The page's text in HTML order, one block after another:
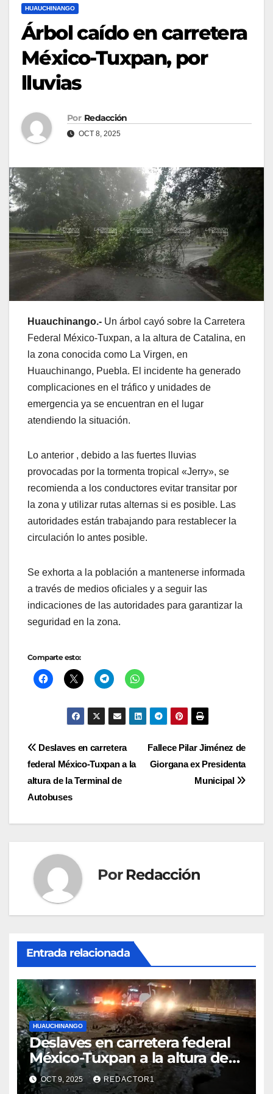
HUAUCHINANGO
Árbol caído en carretera
México-Tuxpan, por
lluvias
Por Redacción
OCT 8, 2025
Huauchinango.- Un árbol cayó sobre la Carretera
Federal México-Tuxpan, a la altura de Catalina, en
la zona conocida como La Virgen, en
Huauchinango, Puebla. El incidente ha generado
complicaciones en el tráfico y unidades de
emergencia ya se encuentran en el lugar
atendiendo la situación.
Lo anterior , debido a las fuertes lluvias
provocadas por la tormenta tropical «Jerry», se
recomienda a los conductores evitar transitar por
la zona y utilizar rutas alternas si es posible. Las
autoridades están trabajando para restablecer la
circulación lo antes posible.
Se exhorta a la población a mantenerse informada
a través de medios oficiales y a seguir las
indicaciones de las autoridades para garantizar la
seguridad en la zona.
Comparte esto:
Navegación
de
entradas
Fallece Pilar Jiménez de
Giorgana ex Presidenta
Municipal
Deslaves en carretera
federal México-Tuxpan a la
altura de la Terminal de
Autobuses
Por Redacción
Entrada relacionada
HUAUCHINANGO
Deslaves en carretera federal
México-Tuxpan a la altura de
la Terminal de Autobuses
OCT 9, 2025 REDACTOR1